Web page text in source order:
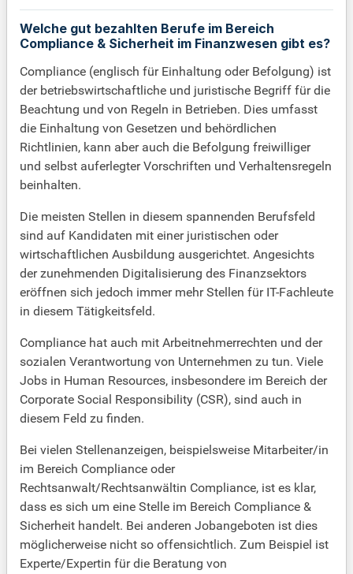
Welche gut bezahlten Berufe im Bereich
Compliance & Sicherheit im Finanzwesen gibt es?
Compliance (englisch für Einhaltung oder Befolgung) ist
der betriebswirtschaftliche und juristische Begriff für die
Beachtung und von Regeln in Betrieben. Dies umfasst
die Einhaltung von Gesetzen und behördlichen
Richtlinien, kann aber auch die Befolgung freiwilliger
und selbst auferlegter Vorschriften und Verhaltensregeln
beinhalten.
Die meisten Stellen in diesem spannenden Berufsfeld
sind auf Kandidaten mit einer juristischen oder
wirtschaftlichen Ausbildung ausgerichtet. Angesichts
der zunehmenden Digitalisierung des Finanzsektors
eröffnen sich jedoch immer mehr Stellen für IT-Fachleute
in diesem Tätigkeitsfeld.
Compliance hat auch mit Arbeitnehmerrechten und der
sozialen Verantwortung von Unternehmen zu tun. Viele
Jobs in Human Resources, insbesondere im Bereich der
Corporate Social Responsibility (CSR), sind auch in
diesem Feld zu finden.
Bei vielen Stellenanzeigen, beispielsweise Mitarbeiter/in
im Bereich Compliance oder
Rechtsanwalt/Rechtsanwältin Compliance, ist es klar,
dass es sich um eine Stelle im Bereich Compliance &
Sicherheit handelt. Bei anderen Jobangeboten ist dies
möglicherweise nicht so offensichtlich. Zum Beispiel ist
Experte/Expertin für die Beratung von